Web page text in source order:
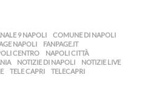
9 NAPOLI ,COMUNE DI NAPOLI
NAPOLI ,FANPAGE.IT
CENTRO ,NAPOLI CITTÀ
,NOTIZIE DI NAPOLI ,NOTIZIE LIVE
,TELE CAPRI ,TELECAPRI